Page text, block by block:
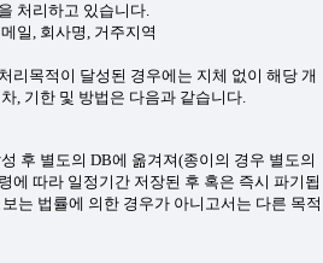
처리하고 있습니다.
일, 회사명, 거주지역
리목적이 달성된 경우에는 지체 없이 해당 개
, 기한 및 방법은 다음과 같습니다.
후 별도의 DB에 옮겨져(종이의 경우 별도의
에 따라 일정기간 저장된 후 혹은 즉시 파기됩
는 법률에 의한 경우가 아니고서는 다른 목적